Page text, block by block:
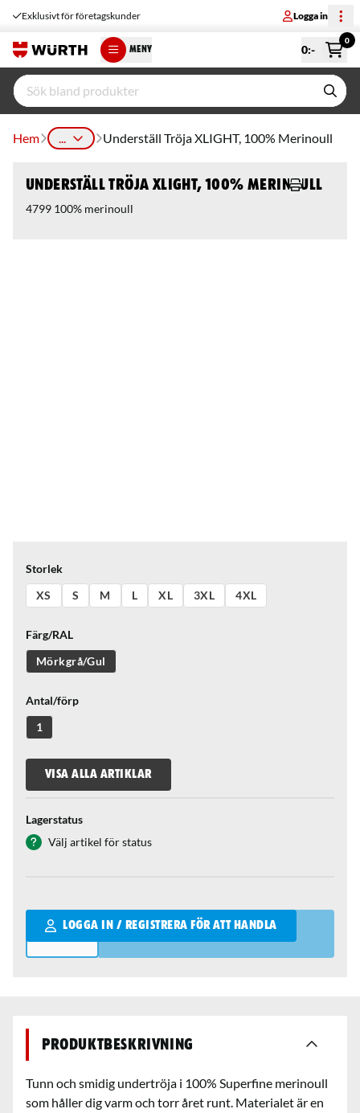
Exklusivt för företagskunder Logga in
MENY 0:-
0
Hem ... Underställ Tröja XLIGHT, 100% Merinoull
Underställ Tröja XLIGHT, 100% Merinoull
4799 100% merinoull
Storlek
XS
S M L XL 3XL 4XL
Färg/RAL
Mörkgrå/Gul
Antal/förp
1
VISA ALLA ARTIKLAR
Lagerstatus
Välj artikel för status
LOGGA IN / REGISTRERA FÖR ATT HANDLA
Qantity
Produktbeskrivning
Tunn och smidig undertröja i 100% Superfine merinoull
som håller dig varm och torr året runt. Materialet är en